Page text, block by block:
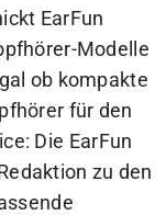
EarFun
Modelle
ob kompakte
für den
Die EarFun
zu den